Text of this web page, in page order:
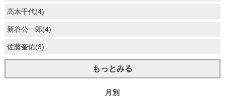
高木千代(4)
新谷公一郎(4)
佐藤奎佑(3)
もっとみる
月別